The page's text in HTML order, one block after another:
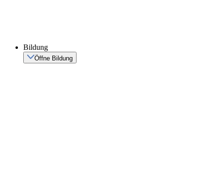
Bildung
Öffne Bildung